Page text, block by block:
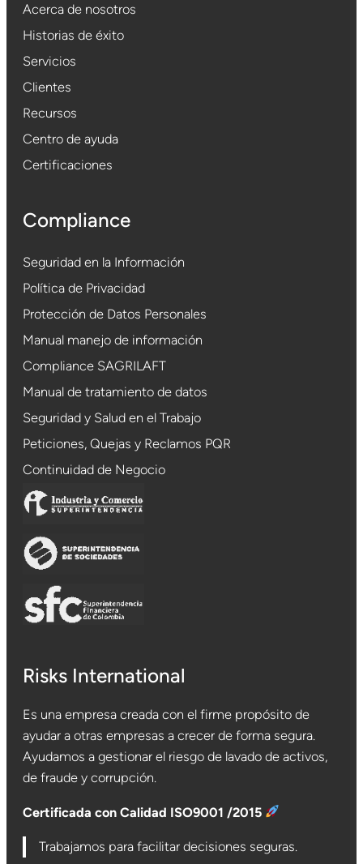
Acerca de nosotros
Historias de éxito
Servicios
Clientes
Recursos
Centro de ayuda
Certificaciones
Compliance
Seguridad en la Información
Política de Privacidad
Protección de Datos Personales
Manual manejo de información
Compliance SAGRILAFT
Manual de tratamiento de datos
Seguridad y Salud en el Trabajo
Peticiones, Quejas y Reclamos PQR
Continuidad de Negocio
Risks International
Es una empresa creada con el firme propósito de
ayudar a otras empresas a crecer de forma segura.
Ayudamos a gestionar el riesgo de lavado de activos,
de fraude y corrupción.
Certificada con Calidad ISO9001 /2015
Trabajamos para facilitar decisiones seguras.